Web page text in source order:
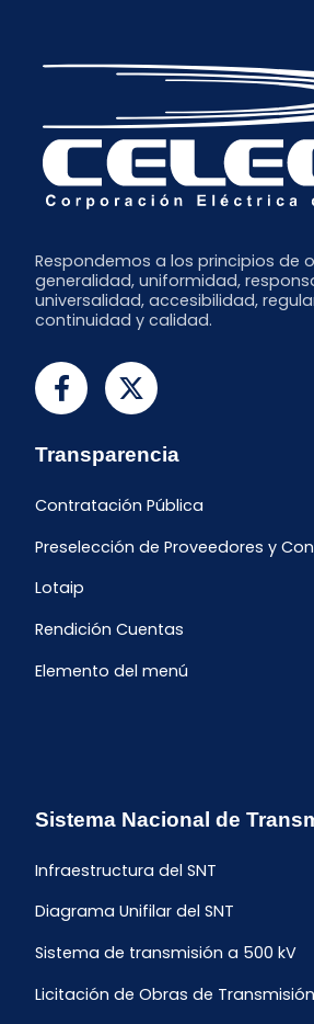
Respondemos a los principios de
generalidad, uniformidad,
universalidad, accesibilidad,
continuidad y calidad.
Transparencia
Contratación Pública
Preselección de Proveedores y
Lotaip
Rendición Cuentas
Elemento del menú
Sistema Nacional de
Infraestructura del SNT
Diagrama Unifilar del SNT
Sistema de transmisión a 500 kV
Licitación de Obras de Transmisión